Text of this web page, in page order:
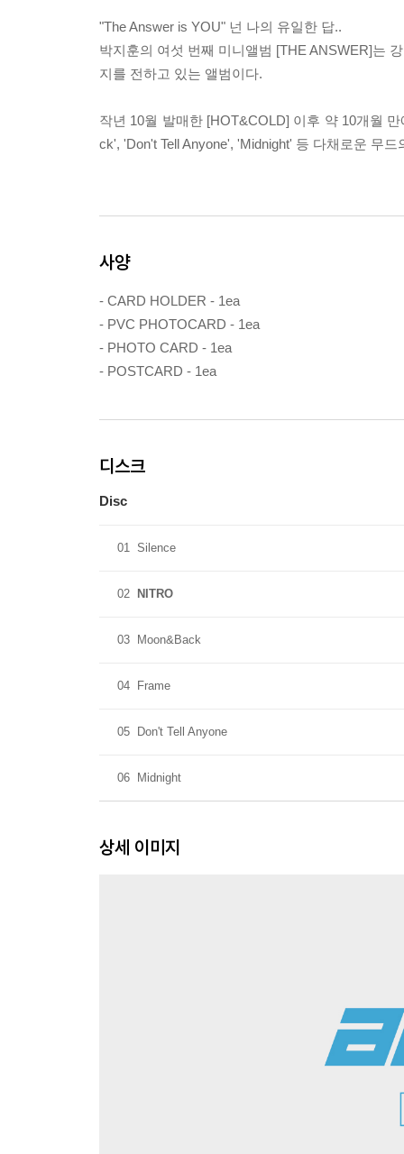
"The Answer is YOU" 넌 나의 유일한 답..
박지훈의 여섯 번째 미니앨범 [THE ANSWER]는
지를 전하고 있는 앨범이다.
작년 10월 발매한 [HOT&COLD] 이후 약 10개월
ck', 'Don't Tell Anyone', 'Midnight' 등 다채로운 무
사양
- CARD HOLDER - 1ea
- PVC PHOTOCARD - 1ea
- PHOTO CARD - 1ea
- POSTCARD - 1ea
디스크
Disc
01 Silence
02 NITRO
03 Moon&Back
04 Frame
05 Don't Tell Anyone
06 Midnight
상세 이미지